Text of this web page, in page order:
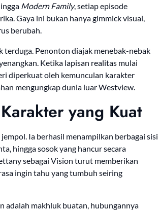
Modern Family, setiap episode
Gaya ini bukan hanya gimmick visual,
berubah.
terduga. Penonton diajak menebak-nebak
Ketika lapisan realitas mulai
diperkuat oleh kemunculan karakter
mengungkap dunia luar Westview.
yang Kuat
Ia berhasil menampilkan berbagai sisi
hingga sosok yang hancur secara
sebagai Vision turut memberikan
ingin tahu yang tumbuh seiring
adalah makhluk buatan, hubungannya